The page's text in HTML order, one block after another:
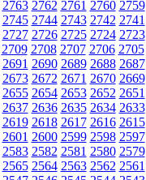
2763 2762 2761 2760 2759
2745 2744 2743 2742 2741
2727 2726 2725 2724 2723
2709 2708 2707 2706 2705
2691 2690 2689 2688 2687
2673 2672 2671 2670 2669
2655 2654 2653 2652 2651
2637 2636 2635 2634 2633
2619 2618 2617 2616 2615
2601 2600 2599 2598 2597
2583 2582 2581 2580 2579
2565 2564 2563 2562 2561